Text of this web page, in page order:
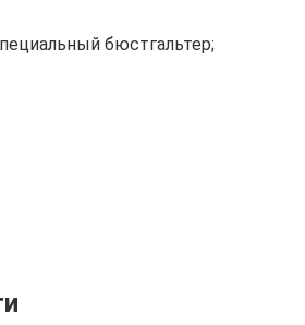
бюстгальтер;